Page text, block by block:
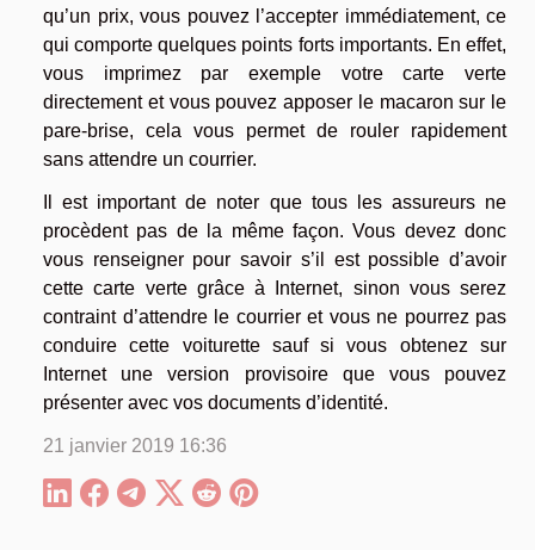
qu’un prix, vous pouvez l’accepter immédiatement, ce
qui comporte quelques points forts importants. En effet,
vous imprimez par exemple votre carte verte
directement et vous pouvez apposer le macaron sur le
pare-brise, cela vous permet de rouler rapidement
sans attendre un courrier.
Il est important de noter que tous les assureurs ne
procèdent pas de la même façon. Vous devez donc
vous renseigner pour savoir s’il est possible d’avoir
cette carte verte grâce à Internet, sinon vous serez
contraint d’attendre le courrier et vous ne pourrez pas
conduire cette voiturette sauf si vous obtenez sur
Internet une version provisoire que vous pouvez
présenter avec vos documents d’identité.
21 janvier 2019 16:36